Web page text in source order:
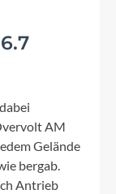
AM
Gelände
bergab.
Antrieb